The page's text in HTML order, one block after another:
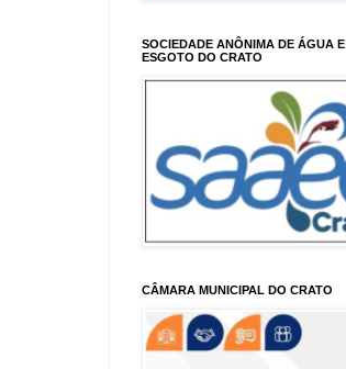
SOCIEDADE ANÔNIMA DE ÁGUA E
ESGOTO DO CRATO
CÂMARA MUNICIPAL DO CRATO